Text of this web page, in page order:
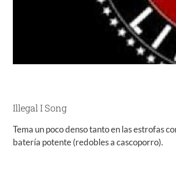
Illegal I Song
Tema un poco denso tanto en las estrofas
batería potente (redobles a cascoporro).